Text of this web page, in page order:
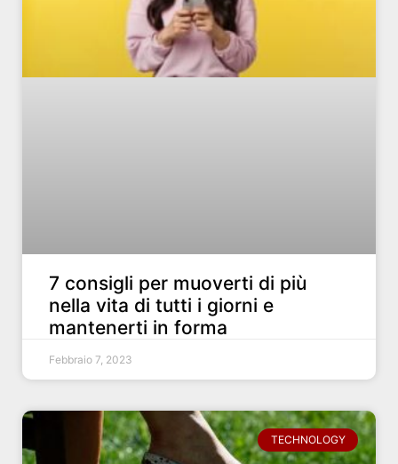
7 consigli per muoverti di più
nella vita di tutti i giorni e
mantenerti in forma
Febbraio 7, 2023
TECHNOLOGY